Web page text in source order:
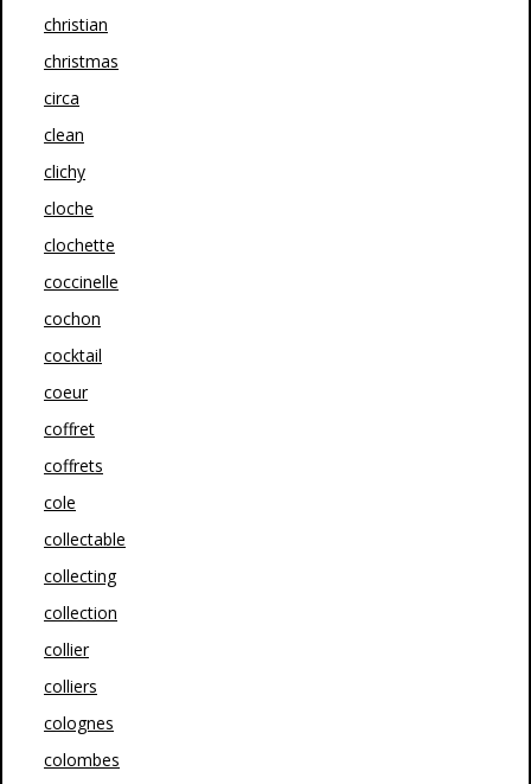
christian
christmas
circa
clean
clichy
cloche
clochette
coccinelle
cochon
cocktail
coeur
coffret
coffrets
cole
collectable
collecting
collection
collier
colliers
colognes
colombes